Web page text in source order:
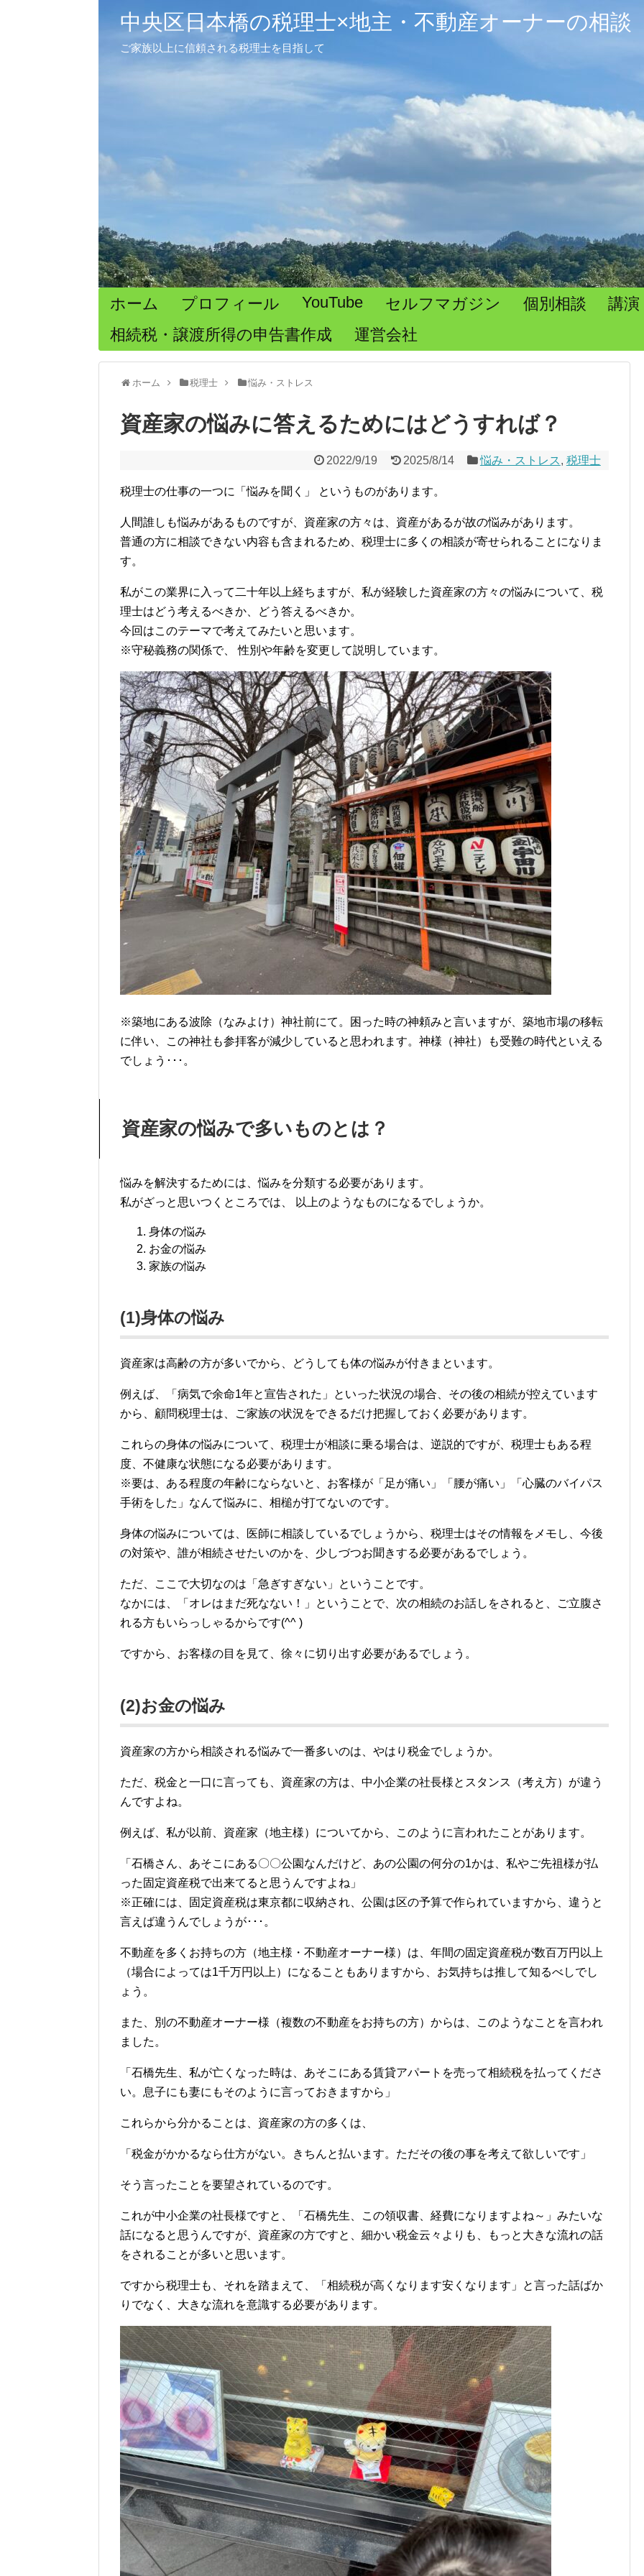
中央区日本橋の税理士×地主・不動産オーナーの相談
ご家族以上に信頼される税理士を目指して
ホーム プロフィール YouTube セルフマガジン 個別相談
講
相続税・譲渡所得の申告書作成
運営会社
ホーム 税理士 悩み・ストレス
資産家の悩みに答えるためにはどうすれば？
2022/9/19 2025/8/14 悩み・ストレス, 税理士
税理士の仕事の一つに「悩みを聞く」 というものがあります。
人間誰しも悩みがあるものですが、資産家の方々は、資産があるが故の悩みがあります。
普通の方に相談できない内容も含まれるため、税理士に多くの相談が寄せられることになりま
す。
私がこの業界に入って二十年以上経ちますが、私が経験した資産家の方々の悩みについて、税
理士はどう考えるべきか、どう答えるべきか。
今回はこのテーマで考えてみたいと思います。
※守秘義務の関係で、 性別や年齢を変更して説明しています。
※築地にある波除（なみよけ）神社前にて。困った時の神頼みと言いますが、築地市場の移転
に伴い、この神社も参拝客が減少していると思われます。神様（神社）も受難の時代といえる
でしょう･･･。
資産家の悩みで多いものとは？
悩みを解決するためには、悩みを分類する必要があります。
私がざっと思いつくところでは、 以上のようなものになるでしょうか。
身体の悩み
お金の悩み
家族の悩み
(1)身体の悩み
資産家は高齢の方が多いでから、どうしても体の悩みが付きまといます。
例えば、「病気で余命1年と宣告された」といった状況の場合、 その後の相続が控えています
から、顧問税理士は、ご家族の状況をできるだけ把握しておく必要があります。
これらの身体の悩みについて、税理士が相談に乗る場合は、逆説的ですが、税理士もある程
度、不健康な状態になる必要があります。
※要は、ある程度の年齢にならないと、お客様が「足が痛い」「腰が痛い」「心臓のバイパス
手術をした」なんて悩みに、相槌が打てないのです。
身体の悩みについては、医師に相談しているでしょうから、税理士はその情報をメモし、今後
の対策や、誰が相続させたいのかを、少しづつお聞きする必要があるでしょう。
ただ、ここで大切なのは「急ぎすぎない」ということです。
なかには、「オレはまだ死なない！」ということで、次の相続のお話しをされると、ご立腹さ
れる方もいらっしゃるからです(^^ )
ですから、お客様の目を見て、徐々に切り出す必要があるでしょう。
(2)お金の悩み
資産家の方から相談される悩みで一番多いのは、やはり税金でしょうか。
ただ、税金と一口に言っても、資産家の方は、中小企業の社長様とスタンス（考え方）が違う
んですよね。
例えば、私が以前、資産家（地主様）についてから、このように言われたことがあります。
「石橋さん、あそこにある〇〇公園なんだけど、あの公園の何分の1かは、私やご先祖様が払
った固定資産税で出来てると思うんですよね」
※正確には、固定資産税は東京都に収納され、公園は区の予算で作られていますから、違うと
言えば違うんでしょうが･･･。
不動産を多くお持ちの方（地主様・不動産オーナー様）は、年間の固定資産税が数百万円以上
（場合によっては1千万円以上）になることもありますから、お気持ちは推して知るべしでし
ょう。
また、別の不動産オーナー様（複数の不動産をお持ちの方）からは、このようなことを言われ
ました。
「石橋先生、私が亡くなった時は、あそこにある賃貸アパートを売って相続税を払ってくださ
い。息子にも妻にもそのように言っておきますから」
これらから分かることは、 資産家の方の多くは、
「税金がかかるなら仕方がない。きちんと払います。ただその後の事を考えて欲しいです」
そう言ったことを要望されているのです。
これが中小企業の社長様ですと、「石橋先生、この領収書、経費になりますよね～」みたいな
話になると思うんですが、資産家の方ですと、細かい税金云々よりも、もっと大きな流れの話
をされることが多いと思います。
ですから税理士も、それを踏まえて、「相続税が高くなります安くなります」と言った話ばか
りでなく、大きな流れを意識する必要があります。